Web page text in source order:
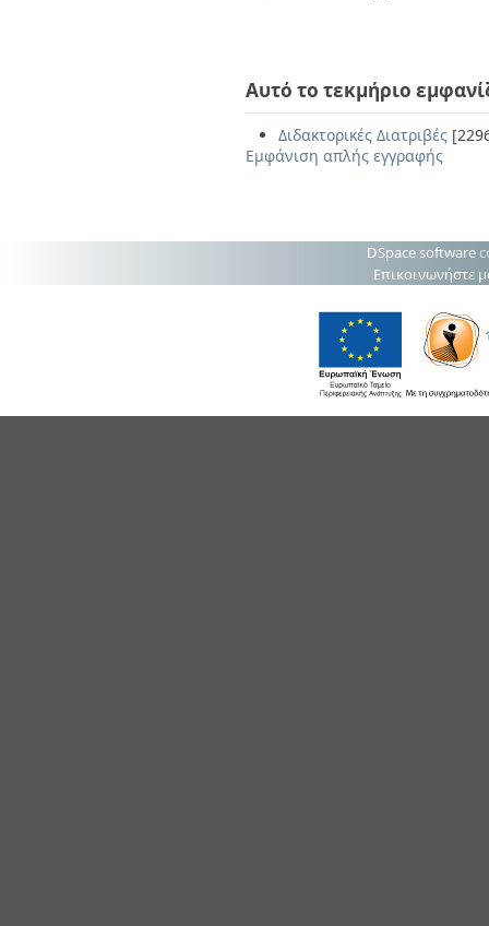
Αυτό το τεκμήριο
Διδακτορικές Διατριβές
Εμφάνιση απλής εγγραφής
DSpace software
Επικοινωνήστε